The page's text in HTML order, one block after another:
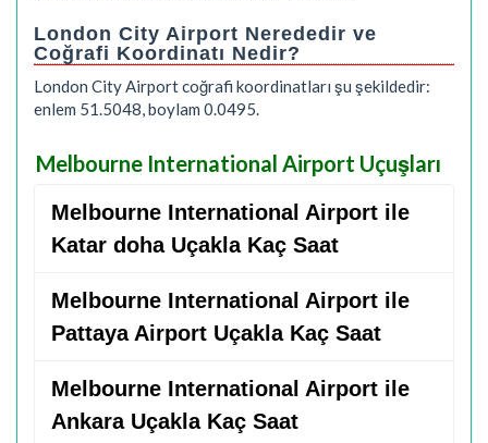
London City Airport Nerededir ve
Coğrafi Koordinatı Nedir?
London City Airport coğrafi koordinatları şu şekildedir:
enlem 51.5048, boylam 0.0495.
Melbourne International Airport Uçuşları
Melbourne International Airport ile
Katar doha Uçakla Kaç Saat
Melbourne International Airport ile
Pattaya Airport Uçakla Kaç Saat
Melbourne International Airport ile
Ankara Uçakla Kaç Saat